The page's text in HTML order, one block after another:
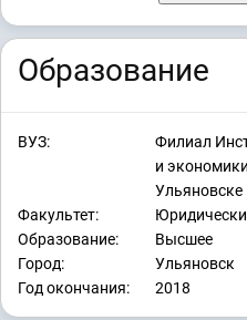
Образование
ВУЗ:
Филиал
и
Ульяновске
Факультет:
Образование:
Высшее
Город:
Ульяновск
Год окончания:
2018